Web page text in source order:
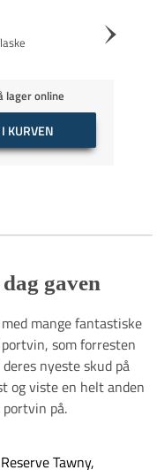
lager online
KURVEN
gaven
mange fantastiske
som forresten
nyeste skud på
og viste en helt anden
på.
Tawny,